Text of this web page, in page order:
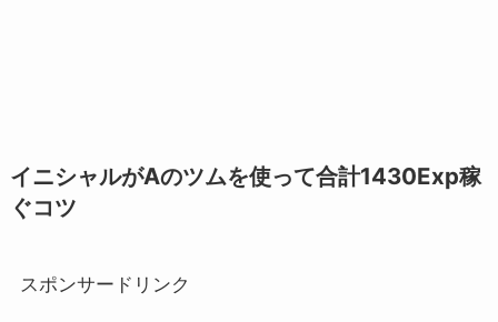
イニシャルがAのツムを使って合計1430Exp稼
ぐコツ
スポンサードリンク